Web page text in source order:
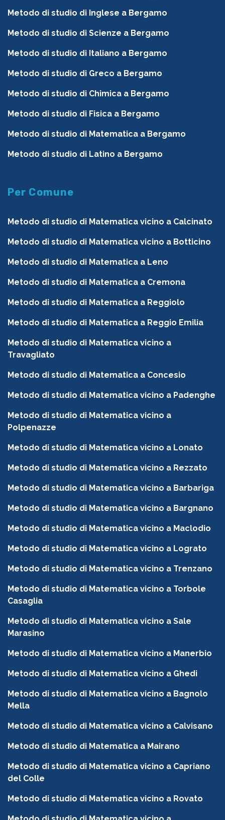
Metodo di studio di Inglese a Bergamo
Metodo di studio di Scienze a Bergamo
Metodo di studio di Italiano a Bergamo
Metodo di studio di Greco a Bergamo
Metodo di studio di Chimica a Bergamo
Metodo di studio di Fisica a Bergamo
Metodo di studio di Matematica a Bergamo
Metodo di studio di Latino a Bergamo
Per Comune
Metodo di studio di Matematica vicino a Calcinato
Metodo di studio di Matematica vicino a Botticino
Metodo di studio di Matematica a Leno
Metodo di studio di Matematica a Cremona
Metodo di studio di Matematica a Reggiolo
Metodo di studio di Matematica a Reggio Emilia
Metodo di studio di Matematica vicino a
Travagliato
Metodo di studio di Matematica a Concesio
Metodo di studio di Matematica vicino a Padenghe
Metodo di studio di Matematica vicino a
Polpenazze
Metodo di studio di Matematica vicino a Lonato
Metodo di studio di Matematica vicino a Rezzato
Metodo di studio di Matematica vicino a Barbariga
Metodo di studio di Matematica vicino a Bargnano
Metodo di studio di Matematica vicino a Maclodio
Metodo di studio di Matematica vicino a Lograto
Metodo di studio di Matematica vicino a Trenzano
Metodo di studio di Matematica vicino a Torbole
Casaglia
Metodo di studio di Matematica vicino a Sale
Marasino
Metodo di studio di Matematica vicino a Manerbio
Metodo di studio di Matematica vicino a Ghedi
Metodo di studio di Matematica vicino a Bagnolo
Mella
Metodo di studio di Matematica vicino a Calvisano
Metodo di studio di Matematica a Mairano
Metodo di studio di Matematica vicino a Capriano
del Colle
Metodo di studio di Matematica vicino a Rovato